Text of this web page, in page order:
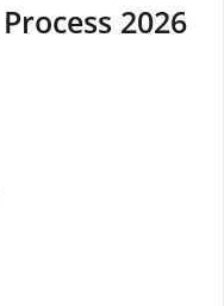
2026